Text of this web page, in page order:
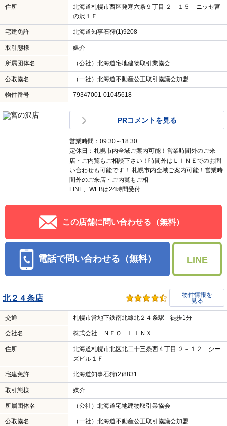
住所
北海道札幌市西区発寒六条９丁目 ２－１５ ニッセ宮
の沢１Ｆ
宅建免許 北海道知事石狩(1)9208
取引態様 媒介
所属団体名 （公社）北海道宅地建物取引業協会
公取協名 （一社）北海道不動産公正取引協議会加盟
物件番号 79347001-01045618
PRコメントを見る
営業時間：09:30～18:30
定休日：札幌市内全域ご案内可能！営業時間外のご来
店・ご内覧もご相談下さい！時間外はＬＩＮＥでのお問
い合わせも可能です！ 札幌市内全域ご案内可能！営業時
間外のご来店・ご内覧もご相
LINE、WEBは24時間受付
この店舗に問い合わせる（無料）
電話で問い合わせる（無料） LINE
北２４条店
物件情報を
見る
交通 札幌市営地下鉄南北線北２４条駅 徒歩1分
会社名 株式会社 ＮＥＯ ＬＩＮＸ
住所
北海道札幌市北区北二十三条西４丁目 ２－１２ シー
ズビル１Ｆ
宅建免許 北海道知事石狩(2)8831
取引態様 媒介
所属団体名 （公社）北海道宅地建物取引業協会
公取協名 （一社）北海道不動産公正取引協議会加盟